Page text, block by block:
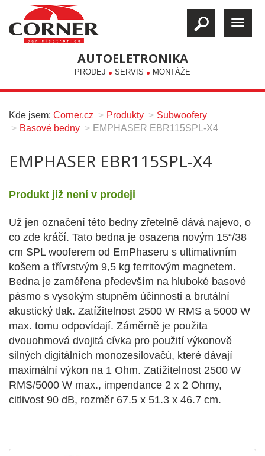
AUTOELETRONIKA
PRODEJ SERVIS MONTÁŽE
Kde jsem: Corner.cz Produkty
Subwoofery
Basové bedny
EMPHASER EBR115SPL-X4
EMPHASER EBR115SPL-X4
Produkt již není v prodeji
Už jen označení této bedny zřetelně dává najevo, o
co zde kráčí. Tato bedna je osazena novým 15“/38
cm SPL wooferem od EmPhaseru s ultimativním
košem a třívrstvým 9,5 kg ferritovým magnetem.
Bedna je zaměřena především na hluboké basové
pásmo s vysokým stupněm účinnosti a brutální
akustický tlak. Zatížitelnost 2500 W RMS a 5000 W
max. tomu odpovídají. Záměrně je použita
dvouohmová dvojitá cívka pro použití výkonově
silných digitálních monozesilovačù, které dávají
maximální výkon na 1 Ohm. Zatížitelnost 2500 W
RMS/5000 W max., impendance 2 x 2 Ohmy,
citlivost 90 dB, rozměr 67.5 x 51.3 x 46.7 cm.